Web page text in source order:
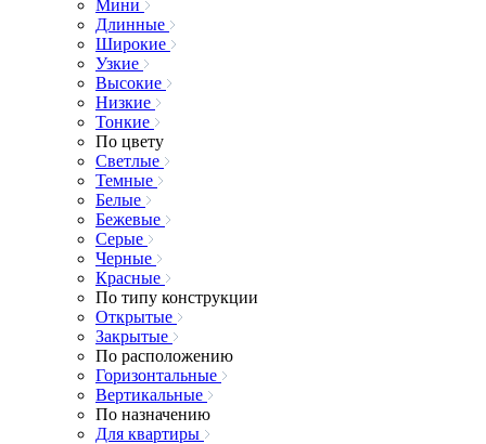
Мини
Длинные
Широкие
Узкие
Высокие
Низкие
Тонкие
По цвету
Светлые
Темные
Белые
Бежевые
Серые
Черные
Красные
По типу конструкции
Открытые
Закрытые
По расположению
Горизонтальные
Вертикальные
По назначению
Для квартиры